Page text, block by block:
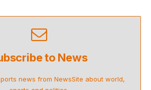
to News
news from NewsSite about world,